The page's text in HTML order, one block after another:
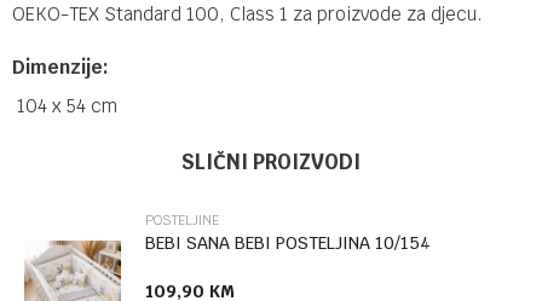
OEKO-TEX Standard 100, Class 1 za proizvode za djecu.
Dimenzije:
104 x 54 cm
Posteljine
SLIČNI PROIZVODI
POSTELJINE
BEBI SANA BEBI POSTELJINA 10/154
109,90 KM